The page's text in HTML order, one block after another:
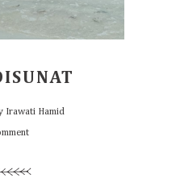
Irawati Hamid